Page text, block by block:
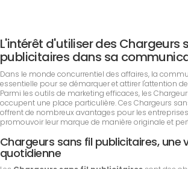
L'intérêt d'utiliser des Chargeurs
publicitaires dans sa
Dans le monde concurrentiel des affaires, la
essentielle pour se démarquer et attirer l'attention
Parmi les outils de marketing efficaces, les
occupent une place particulière. Ces Chargeurs
offrent de nombreux avantages pour les
promouvoir leur marque de manière originale et
Chargeurs sans fil publicitaires, une
quotidienne